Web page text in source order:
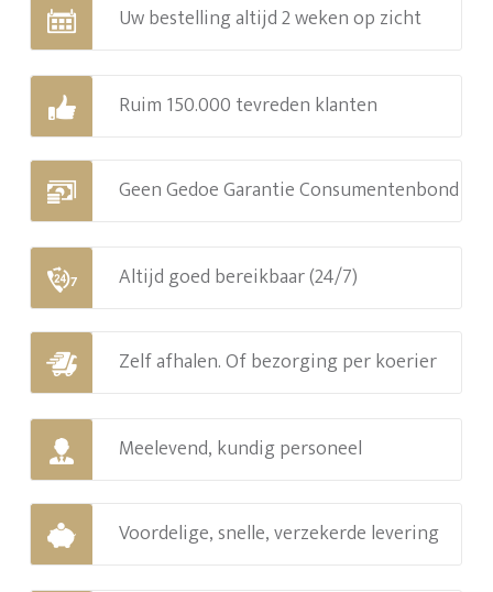
Uw bestelling altijd 2 weken op zicht
Ruim 150.000 tevreden klanten
Geen Gedoe Garantie Consumentenbond
Altijd goed bereikbaar (24/7)
Zelf afhalen. Of bezorging per koerier
Meelevend, kundig personeel
Voordelige, snelle, verzekerde levering